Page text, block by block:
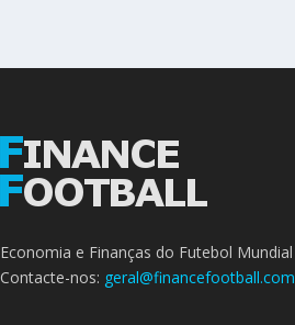
Economia e Finanças do Futebol Mundial
Contacte-nos: geral@financefootball.com